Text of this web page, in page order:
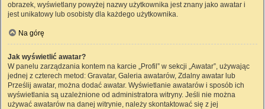
obrazek, wyświetlany powyżej nazwy użytkownika jest znany jako awatar i
jest unikatowy lub osobisty dla każdego użytkownika.
Na górę
Jak wyświetlić awatar?
W panelu zarządzania kontem na karcie „Profil” w sekcji „Awatar”, używając
jednej z czterech metod: Gravatar, Galeria awatarów, Zdalny awatar lub
Prześlij awatar, można dodać awatar. Wyświetlanie awatarów i sposób ich
wyświetlania są uzależnione od administratora witryny. Jeśli nie można
używać awatarów na danej witrynie, należy skontaktować się z jej